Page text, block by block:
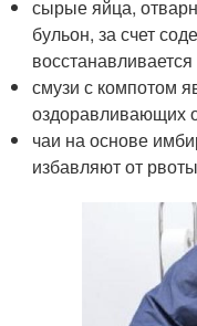
сырые яйца,
бульон, за счет
смузи с компотом
оздоравливающих
чаи на основе
избавляют от